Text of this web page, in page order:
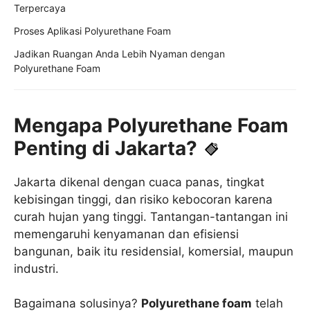
Mengapa Polyurethane Foam
Penting di Jakarta?
Jakarta dikenal dengan cuaca panas, tingkat
kebisingan tinggi, dan risiko kebocoran karena
curah hujan yang tinggi. Tantangan-tantangan ini
memengaruhi kenyamanan dan efisiensi
bangunan, baik itu residensial, komersial, maupun
industri.
Bagaimana solusinya? Polyurethane foam telah
Terpercaya
Proses Aplikasi Polyurethane Foam
Jadikan Ruangan Anda Lebih Nyaman dengan
Polyurethane Foam